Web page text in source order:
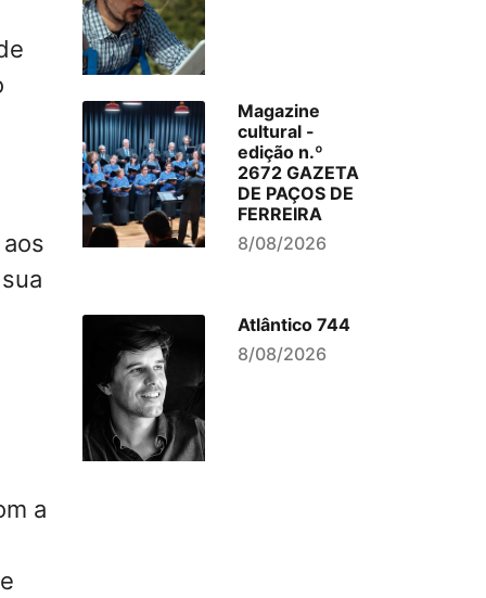
a
Magazine
cultural -
edição n.º
2672 GAZETA
DE PAÇOS DE
FERREIRA
8/08/2026
Atlântico 744
8/08/2026